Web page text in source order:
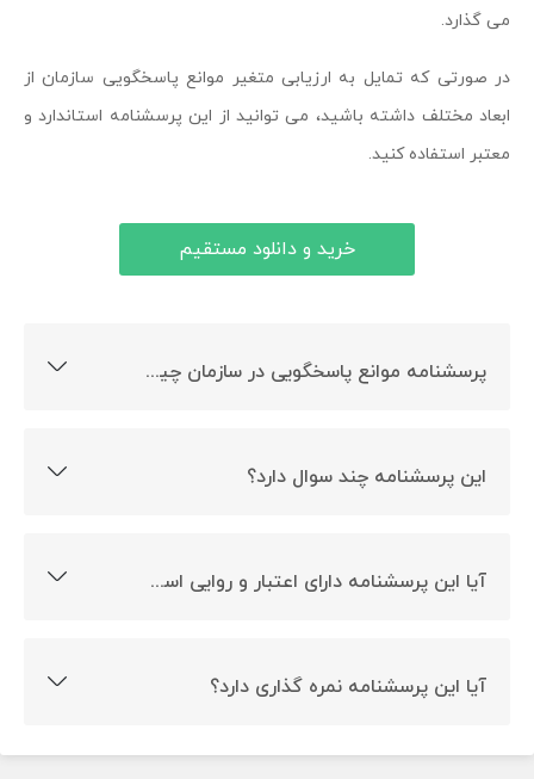
می گذارد.
در صورتی که تمایل به ارزیابی متغیر موانع پاسخگویی سازمان از
ابعاد مختلف داشته باشید، می توانید از این پرسشنامه استاندارد و
معتبر استفاده کنید.
خرید و دانلود مستقیم
پرسشنامه موانع پاسخگویی در سازمان چیست؟
این پرسشنامه چند سوال دارد؟
آیا این پرسشنامه دارای اعتبار و روایی است؟
آیا این پرسشنامه نمره گذاری دارد؟